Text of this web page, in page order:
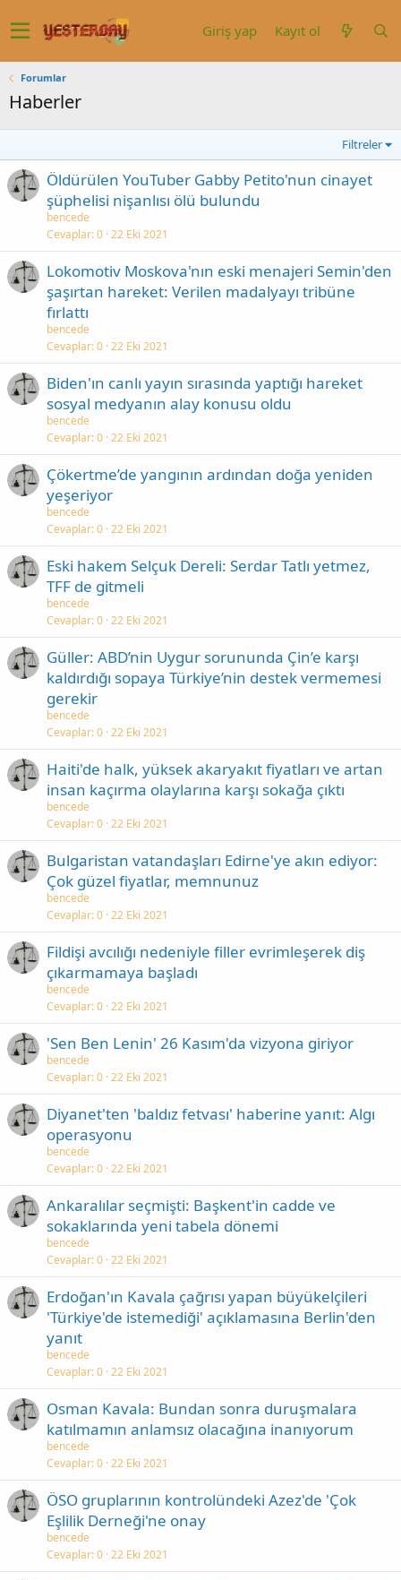
Giriş yap Kayıt ol
Forumlar
Haberler
Filtreler
Öldürülen YouTuber Gabby Petito'nun cinayet
şüphelisi nişanlısı ölü bulundu
bencede
Cevaplar 0 22 Eki 2021
Lokomotiv Moskova'nın eski menajeri Semin'den
şaşırtan hareket: Verilen madalyayı tribüne
fırlattı
bencede
Cevaplar 0 22 Eki 2021
Biden'ın canlı yayın sırasında yaptığı hareket
sosyal medyanın alay konusu oldu
bencede
Cevaplar 0 22 Eki 2021
Çökertme’de yangının ardından doğa yeniden
yeşeriyor
bencede
Cevaplar 0 22 Eki 2021
Eski hakem Selçuk Dereli: Serdar Tatlı yetmez,
TFF de gitmeli
bencede
Cevaplar 0 22 Eki 2021
Güller: ABD’nin Uygur sorununda Çin’e karşı
kaldırdığı sopaya Türkiye’nin destek vermemesi
gerekir
bencede
Cevaplar 0 22 Eki 2021
Haiti'de halk, yüksek akaryakıt fiyatları ve artan
insan kaçırma olaylarına karşı sokağa çıktı
bencede
Cevaplar 0 22 Eki 2021
Bulgaristan vatandaşları Edirne'ye akın ediyor:
Çok güzel fiyatlar, memnunuz
bencede
Cevaplar 0 22 Eki 2021
Fildişi avcılığı nedeniyle filler evrimleşerek diş
çıkarmamaya başladı
bencede
Cevaplar 0 22 Eki 2021
'Sen Ben Lenin' 26 Kasım'da vizyona giriyor
bencede
Cevaplar 0 22 Eki 2021
Diyanet'ten 'baldız fetvası' haberine yanıt: Algı
operasyonu
bencede
Cevaplar 0 22 Eki 2021
Ankaralılar seçmişti: Başkent'in cadde ve
sokaklarında yeni tabela dönemi
bencede
Cevaplar 0 22 Eki 2021
Erdoğan'ın Kavala çağrısı yapan büyükelçileri
'Türkiye'de istemediği' açıklamasına Berlin'den
yanıt
bencede
Cevaplar 0 22 Eki 2021
Osman Kavala: Bundan sonra duruşmalara
katılmamın anlamsız olacağına inanıyorum
bencede
Cevaplar 0 22 Eki 2021
ÖSO gruplarının kontrolündeki Azez'de 'Çok
Eşlilik Derneği'ne onay
bencede
Cevaplar 0 22 Eki 2021